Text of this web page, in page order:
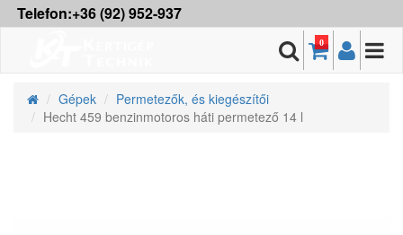
Telefon:+36 (92) 952-937
0
Gépek
Permetezők, és kiegészítői
Hecht 459 benzinmotoros háti permetező 14 l